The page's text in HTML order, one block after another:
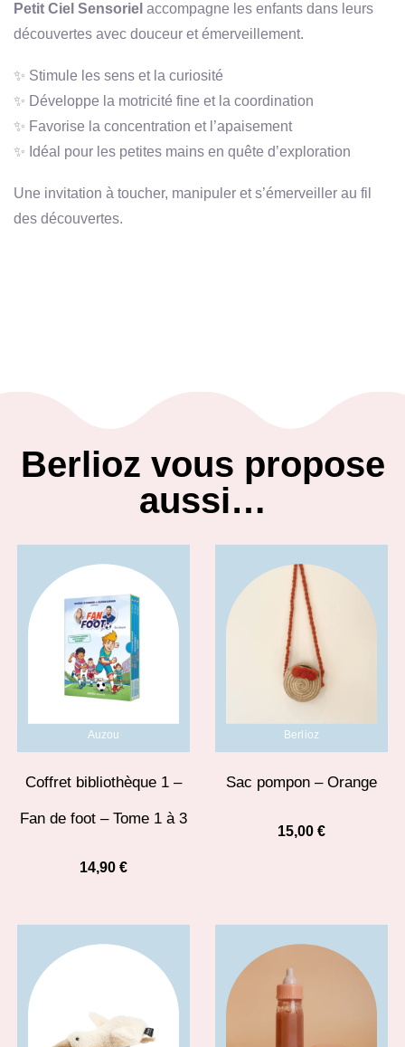
Petit Ciel Sensoriel accompagne les enfants dans leurs
découvertes avec douceur et émerveillement.
✨ Stimule les sens et la curiosité
✨ Développe la motricité fine et la coordination
✨ Favorise la concentration et l’apaisement
✨ Idéal pour les petites mains en quête d’exploration
Une invitation à toucher, manipuler et s’émerveiller au fil
des découvertes.
Berlioz vous propose
aussi…
Auzou
Coffret bibliothèque 1 –
Fan de foot – Tome 1 à 3
14,90 €
Berlioz
Sac pompon – Orange
15,00 €